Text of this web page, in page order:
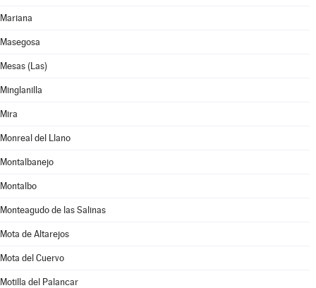
Mariana
Masegosa
Mesas (Las)
Minglanilla
Mira
Monreal del Llano
Montalbanejo
Montalbo
Monteagudo de las Salinas
Mota de Altarejos
Mota del Cuervo
Motilla del Palancar